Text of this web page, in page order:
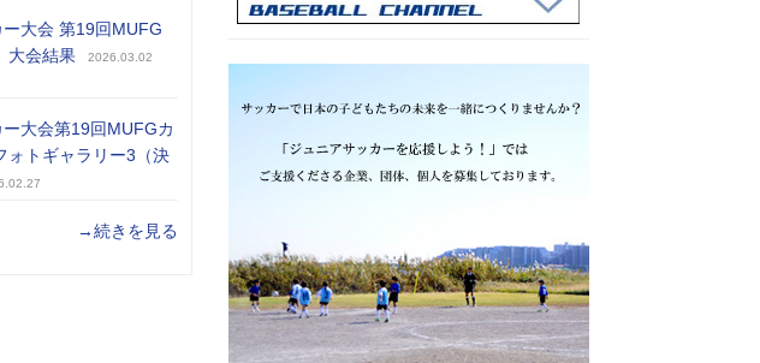
ー大会 第19回MUFG
大会結果
2026.03.02
ー大会第19回MUFGカ
ォトギャラリー3（決
→続きを見る